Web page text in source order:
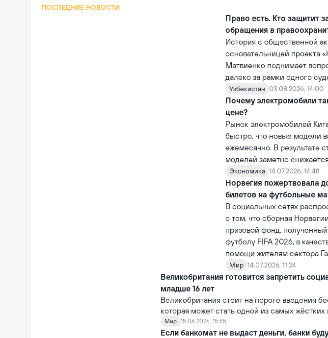
ПОСЛЕДНИЕ НОВОСТИ
Право есть. Кто защитит
обращения в
История с общественной
основательницей проекта
Матвиенко поднимает
далеко за рамки одного
Узбекистан 03.08.2026, 14:00
Почему электромобили
цене?
Рынок электромобилей
быстро, что новые модели
ежемесячно. В результате
моделей заметно
Экономика 14.07.2026, 14:48
Норвегия пожертвовала
билетов на футбольные
В социальных сетях
о том, что сборная
призовой фонд,
футболу FIFA 2026, в
помощи жителям сектора
Мир 14.07.2026, 11:24
Великобритания готовится запретить
младше 16 лет
Великобритания стоит на пороге введения
которая может стать одной из самых
крупных технологических компаний. В
цифровой средой власти страны
Мир 15.06.2026, 15:55
Если банкомат не выдаст деньги, банки